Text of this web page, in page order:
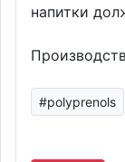
напитки
#polyprenols